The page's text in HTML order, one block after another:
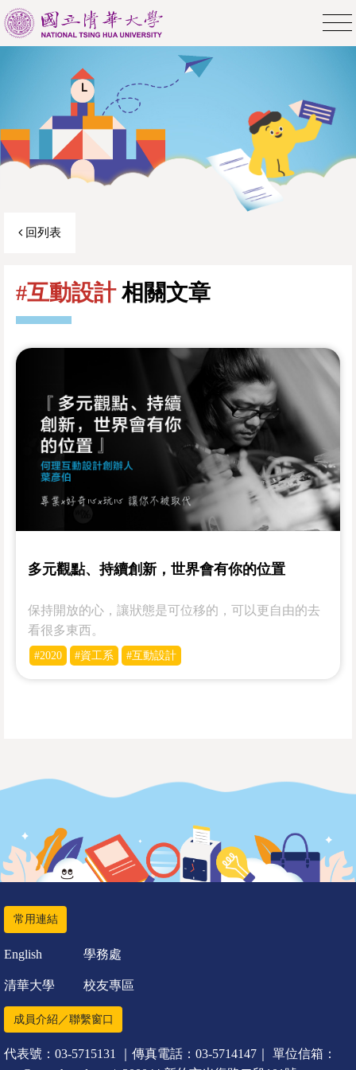
回列表
#互動設計相關文章
多元觀點、持續創新，世界會有你的位置
保持開放的心，讓狀態是可位移的，可以更自由的去
看很多東西。
#2020 #資工系 #互動設計
常用連結
English 學務處
清華大學 校友專區
成員介紹／聯繫窗口
代表號：03-5715131 ｜傳真電話：03-5714147｜ 單位信箱：